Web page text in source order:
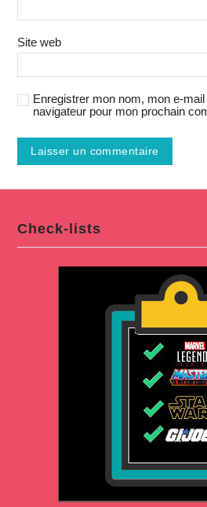
Site web
Enregistrer mon nom, mon e-
navigateur pour mon prochain
Check-lists